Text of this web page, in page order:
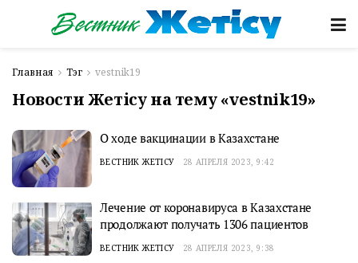
Главная Тэг vestnik19
Новости Жетісу на тему «vestnik19»
О ходе вакцинации в Казахстане
ВЕСТНИК ЖЕТІСУ 28 АПРЕЛЯ 2023, 9:42
Лечение от коронавируса в Казахстане
продолжают получать 1306 пациентов
ВЕСТНИК ЖЕТІСУ 28 АПРЕЛЯ 2023, 9:38